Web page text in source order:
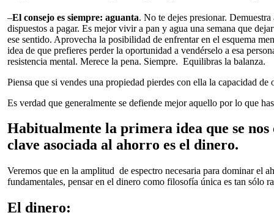
–El consejo es siempre: aguanta. No te dejes presionar.
dispuestos a pagar. Es mejor vivir a pan y agua una semana que
ese sentido. Aprovecha la posibilidad de enfrentar en el esquema
idea de que prefieres perder la oportunidad a vendérselo a esa
resistencia mental. Merece la pena. Siempre. Equilibras la balanza.
Piensa que si vendes una propiedad pierdes con ella la capacidad de
Es verdad que generalmente se defiende mejor aquello por lo que
Habitualmente la primera idea que se
clave asociada al ahorro es el dinero.
Veremos que en la amplitud de espectro necesaria para dominar el
fundamentales, pensar en el dinero como filosofía única es tan sólo
El dinero: